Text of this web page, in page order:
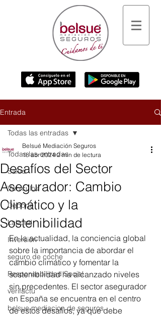
Entrada
Todas las entradas
Salud
Vehículos
Deporte
Laboral
Inversión
seguro de coche
Responsabilidad Social
verifactu
belsue mediacion de seguros
Todas las entradas
Desafíos del Sector
Asegurador: Cambio
Climático y la
Sostenibilidad
Belsué Mediación Seguros
18 abr 2024 2 min de lectura
En la actualidad, la conciencia global
sobre la importancia de abordar el
cambio climático y fomentar la
sostenibilidad ha alcanzado niveles
sin precedentes. El sector asegurador
en España se encuentra en el centro
de estos desafíos, ya que debe